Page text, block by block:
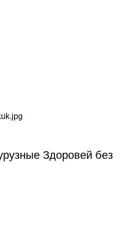
Здоровей без